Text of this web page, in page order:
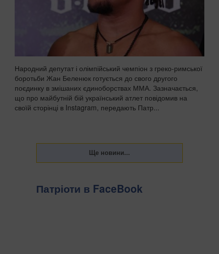
Народний депутат і олімпійський чемпіон з греко-римської
боротьби Жан Беленюк готується до свого другого
поєдинку в змішаних єдиноборствах ММА. Зазначається,
що про майбутній бій український атлет повідомив на
своїй сторінці в Instagram, передають Патр...
Патріоти в FaceBook